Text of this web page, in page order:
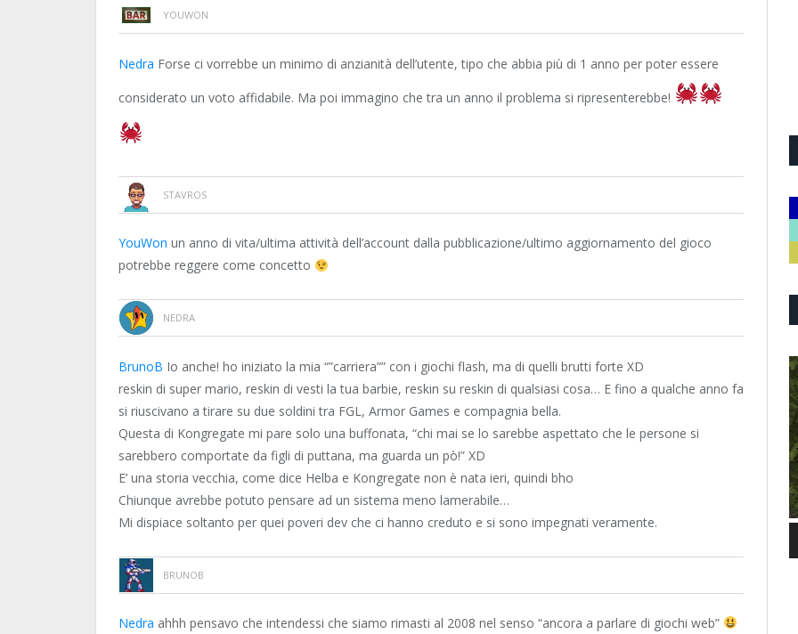
YOUWON
Nedra Forse ci vorrebbe un minimo di anzianità dell’utente, tipo che abbia più di 1 anno per poter essere
considerato un voto affidabile. Ma poi immagino che tra un anno il problema si ripresenterebbe!
STAVROS
YouWon un anno di vita/ultima attività dell’account dalla pubblicazione/ultimo aggiornamento del gioco
potrebbe reggere come concetto
NEDRA
BrunoB Io anche! ho iniziato la mia “”carriera”” con i giochi flash, ma di quelli brutti forte XD
reskin di super mario, reskin di vesti la tua barbie, reskin su reskin di qualsiasi cosa… E fino a qualche anno fa
si riuscivano a tirare su due soldini tra FGL, Armor Games e compagnia bella.
Questa di Kongregate mi pare solo una buffonata, “chi mai se lo sarebbe aspettato che le persone si
sarebbero comportate da figli di puttana, ma guarda un pò!” XD
E’ una storia vecchia, come dice Helba e Kongregate non è nata ieri, quindi bho
Chiunque avrebbe potuto pensare ad un sistema meno lamerabile…
Mi dispiace soltanto per quei poveri dev che ci hanno creduto e si sono impegnati veramente.
BRUNOB
Nedra ahhh pensavo che intendessi che siamo rimasti al 2008 nel senso “ancora a parlare di giochi web”